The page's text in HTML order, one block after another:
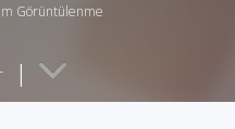
Görüntülenme
|